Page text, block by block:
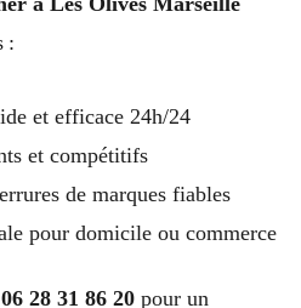
:
et efficace 24h/24
et compétitifs
de marques fiables
pour domicile ou commerce
28 31 86 20pour un